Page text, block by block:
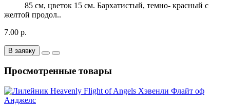
85 см, цветок 15 см. Бархатистый, темно- красный с
желтой продол..
7.00 р.
В заявку
Просмотренные товары